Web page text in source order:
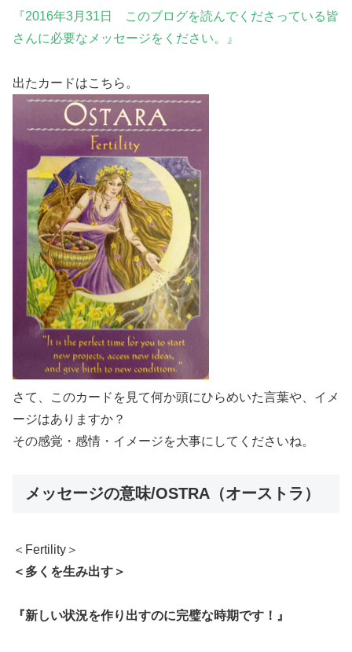
『2016年3月31日 このブログを読んでくださっている皆
さんに必要なメッセージをください。』
出たカードはこちら。
さて、このカードを見て何か頭にひらめいた言葉や、イメ
ージはありますか？
その感覚・感情・イメージを大事にしてくださいね。
メッセージの意味/OSTRA（オーストラ）
＜Fertility＞
＜多くを生み出す＞
『新しい状況を作り出すのに完璧な時期です！』